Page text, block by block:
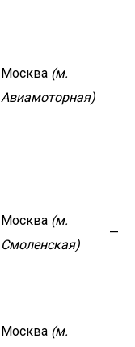
Москва (м.
Авиамоторная)
Москва (м.
Смоленская)
—
Москва (м.